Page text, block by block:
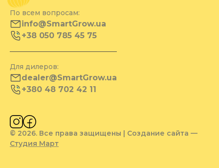
По всем вопросам:
info@SmartGrow.ua
+38 050 785 45 75
Для дилеров:
dealer@SmartGrow.ua
+380 48 702 42 11
© 2026. Все права защищены | Создание сайта —
Студия Март